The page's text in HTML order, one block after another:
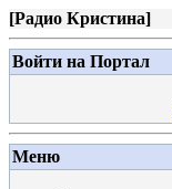
[Радио Кристина]
Войти на Портал
Меню